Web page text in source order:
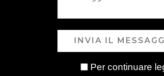
INVIA IL
Per continuare